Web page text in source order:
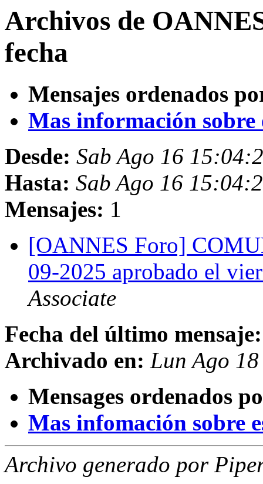
Archivos de
fecha
Mensajes ordenados
Mas información sobre
Desde: Sab Ago 16
Hasta: Sab Ago 16
Mensajes: 1
[OANNES Foro]
09-2025 aprobado el
Associate
Fecha del último mensaje:
Archivado en: Lun Ago
Mensages ordenados
Mas infomación sobre
Archivo generado por